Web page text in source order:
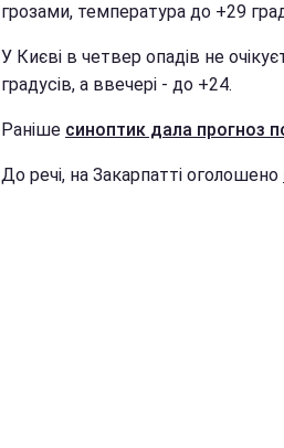
грозами, температура до +29
У Києві в четвер опадів не
градусів, а ввечері - до +24.
Раніше синоптик дала прогноз
До речі, на Закарпатті оголошено